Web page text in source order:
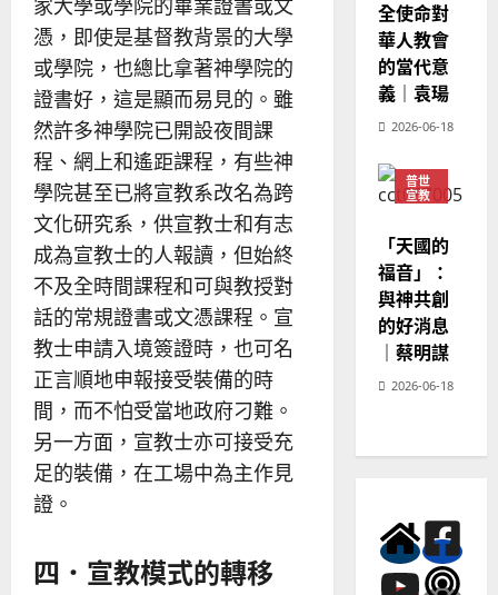
家大學或學院的畢業證書或文
憑，即使是基督教背景的大學
或學院，也總比拿著神學院的
證書好，這是顯而易見的。雖
然許多神學院已開設夜間課
程、網上和遙距課程，有些神
學院甚至已將宣教系改名為跨
文化研究系，供宣教士和有志
成為宣教士的人報讀，但始終
不及全時間課程和可與教授對
話的常規證書或文憑課程。宣
教士申請入境簽證時，也可名
正言順地申報接受裝備的時
間，而不怕受當地政府刁難。
另一方面，宣教士亦可接受充
足的裝備，在工場中為主作見
證。
四．宣教模式的轉移
全使命對
華人教會
的當代意
義｜袁瑒
2026-06-18
普世
宣教
「天國的
福音」：
與神共創
的好消息
｜蔡明謀
2026-06-18